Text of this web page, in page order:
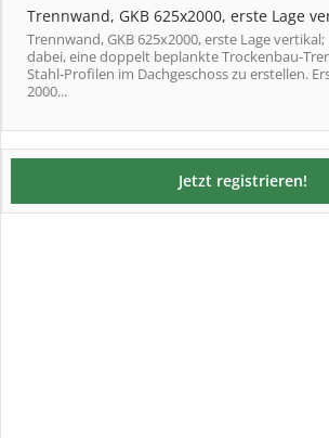
Trennwand, GKB 625x2000, erste Lage
Trennwand, GKB 625x2000, erste Lage vertikal;
dabei, eine doppelt beplankte Trockenbau-
Stahl-Profilen im Dachgeschoss zu erstellen.
2000...
Jetzt registrieren!